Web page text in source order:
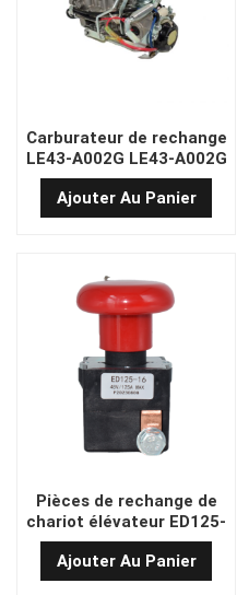
Carburateur de rechange
LE43-A002G LE43-A002G
Ajouter Au Panier
Pièces de rechange de
chariot élévateur ED125-
16 STROP STOP STOWS
1220-500001-00
Ajouter Au Panier